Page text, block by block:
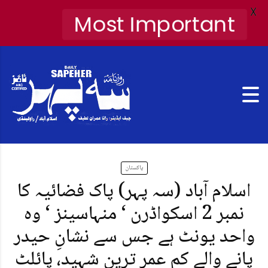
پاکستان
اسلام آباد (سہ پہر) پاک فضائیہ کا
نمبر 2 اسکواڈرن ‘ منہاسینز ‘ وہ
واحد یونٹ ہے جس سے نشانِ حیدر
پانے والے کم عمر ترین شہید، پائلٹ
Most Important X